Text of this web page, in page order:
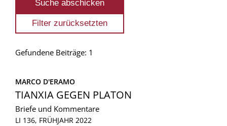
Gefundene Beiträge: 1
MARCO D'ERAMO
TIANXIA GEGEN PLATON
Briefe und Kommentare
LI 136, FRÜHJAHR 2022